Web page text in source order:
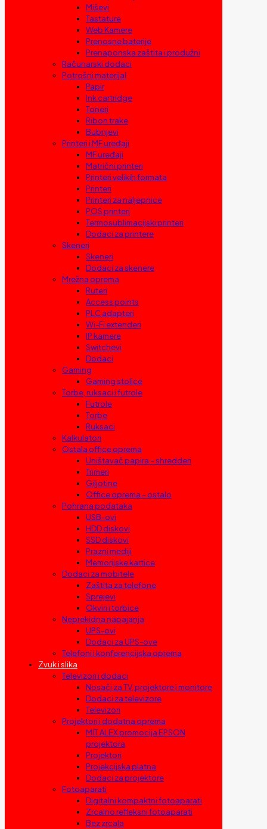
Miševi
Tastature
Web Kamere
Prenosne baterije
Prenaponska zaštita i produžni
Računarski dodaci
Potrošni materijal
Papir
Ink cartridge
Toneri
Ribon trake
Bubnjevi
Printeri i MF uređaji
MF uređaji
Matrični printeri
Printeri velikih formata
Printeri
Printeri za naljepnice
POS printeri
Termosublimacijski printeri
Dodaci za printere
Skeneri
Skeneri
Dodaci za skenere
Mrežna oprema
Ruteri
Access points
PLC adapteri
Wi-Fi extenderi
IP kamere
Switchevi
Dodaci
Gaming
Gaming stolice
Torbe, ruksaci i futrole
Futrole
Torbe
Ruksaci
Kalkulatori
Ostala office oprema
Uništavač papira – shredderi
Trimeri
Giljotine
Office oprema – ostalo
Pohrana podataka
USB-ovi
HDD diskovi
SSD diskovi
Prazni mediji
Memorijske kartice
Dodaci za mobitele
Zaštita za telefone
Sprejevi
Okviri i torbice
Neprekidna napajanja
UPS-ovi
Dodaci za UPS-ove
Telefoni i konferencijska oprema
Zvuk i slika
Televizori i dodaci
Nosači za TV, projektore i monitore
Dodaci za televizore
Televizori
Projektori i dodatna oprema
MIT ALEX promocija EPSON
projektora
Projektori
Projekcijska platna
Dodaci za projektore
Fotoaparati
Digitalni kompaktni fotoaparati
Zrcalno refleksni fotoaparati
Bez zrcala